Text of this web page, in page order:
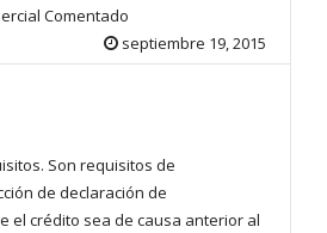
Comentado
septiembre 19, 2015
Son requisitos de
de declaración de
el crédito sea de causa anterior al